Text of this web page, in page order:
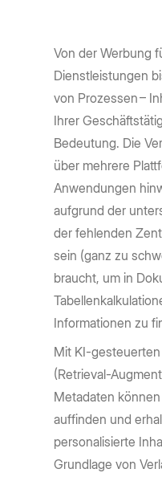
Von der Werbung
Dienstleistungen
von Prozessen –
Ihrer
Bedeutung. Die
über mehrere
Anwendungen
aufgrund der
der fehlenden
sein (ganz zu
braucht, um in
Informationen zu
Mit KI-
(Retrieval-
Metadaten
auffinden und
personalisierte
Grundlage von